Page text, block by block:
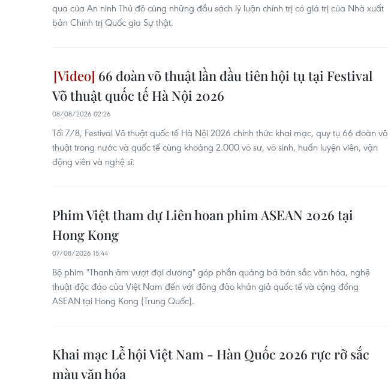
qua của An ninh Thủ đô cùng những đầu sách lý luận chính trị có giá trị của Nhà xuất
bản Chính trị Quốc gia Sự thật.
66 đoàn võ thuật lần đầu tiên hội tụ tại Festival
Võ thuật quốc tế Hà Nội 2026
08/08/2026 02:26
Tối 7/8, Festival Võ thuật quốc tế Hà Nội 2026 chính thức khai mạc, quy tụ 66 đoàn võ
thuật trong nước và quốc tế cùng khoảng 2.000 võ sư, võ sinh, huấn luyện viên, vận
động viên và nghệ sĩ.
Phim Việt tham dự Liên hoan phim ASEAN 2026 tại
Hong Kong
07/08/2026 15:44
Bộ phim "Thanh âm vượt đại dương" góp phần quảng bá bản sắc văn hóa, nghệ
thuật độc đáo của Việt Nam đến với đông đảo khán giả quốc tế và cộng đồng
ASEAN tại Hong Kong (Trung Quốc).
Khai mạc Lễ hội Việt Nam - Hàn Quốc 2026 rực rỡ sắc
màu văn hóa